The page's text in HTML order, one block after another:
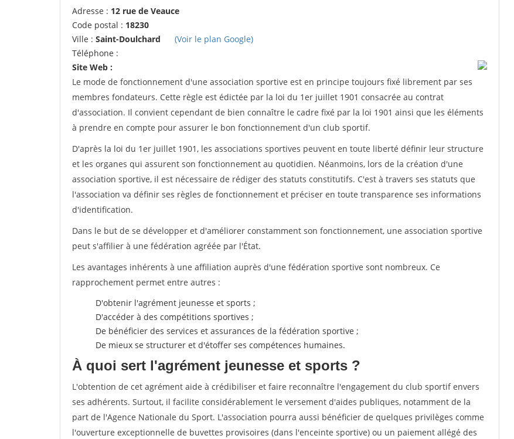
Adresse : 12 rue de Veauce
Code postal : 18230
Ville : Saint-Doulchard
(Voir le plan Google)
Téléphone :
Site Web :
Le mode de fonctionnement d'une association sportive est en principe toujours fixé librement par ses
membres fondateurs. Cette règle est édictée par la loi du 1er juillet 1901 consacrée au contrat
d'association. Il convient cependant de bien connaître le cadre fixé par la loi 1901 ainsi que les éléments
à prendre en compte pour assurer le bon fonctionnement d'un club sportif.
D'après la loi du 1er juillet 1901, les associations sportives peuvent en toute liberté définir leur structure
et les organes qui assurent son fonctionnement au quotidien. Néanmoins, lors de la création d'une
association sportive, il est nécessaire de rédiger des statuts constitutifs. C'est à travers ses statuts que
l'association va définir ses règles de fonctionnement et préciser en toute transparence ses informations
d'identification.
Dans le but de se développer et d'améliorer constamment son fonctionnement, une association sportive
peut s'affilier à une fédération agréée par l'État.
Les avantages inhérents à une affiliation auprès d'une fédération sportive sont nombreux. Ce
rapprochement permet entre autres :
D'obtenir l'agrément jeunesse et sports ;
D'accéder à des compétitions sportives ;
De bénéficier des services et assurances de la fédération sportive ;
De mieux se structurer et d'étoffer ses compétences humaines.
À quoi sert l'agrément jeunesse et sports ?
L'obtention de cet agrément aide à crédibiliser et faire reconnaître l'engagement du club sportif envers
ses adhérents. Surtout, il facilite considérablement le versement d'aides publiques, notamment de la
part de l'Agence Nationale du Sport. L'association pourra aussi bénéficier de quelques privilèges comme
l'ouverture exceptionnelle de buvettes provisoires (dans l'enceinte sportive) ou un paiement allégé des